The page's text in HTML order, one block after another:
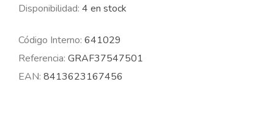
Disponibilidad: 4 en stock
Código Interno: 641029
Referencia: GRAF37547501
EAN: 8413623167456